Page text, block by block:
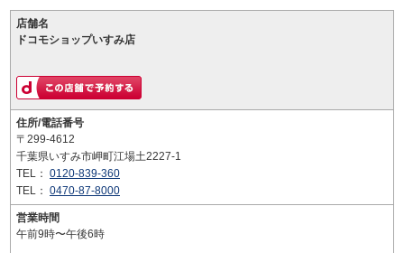
店舗名
ドコモショップいすみ店
住所/電話番号
〒299-4612
千葉県いすみ市岬町江場土2227-1
TEL： 0120-839-360
TEL： 0470-87-8000
営業時間
午前9時〜午後6時